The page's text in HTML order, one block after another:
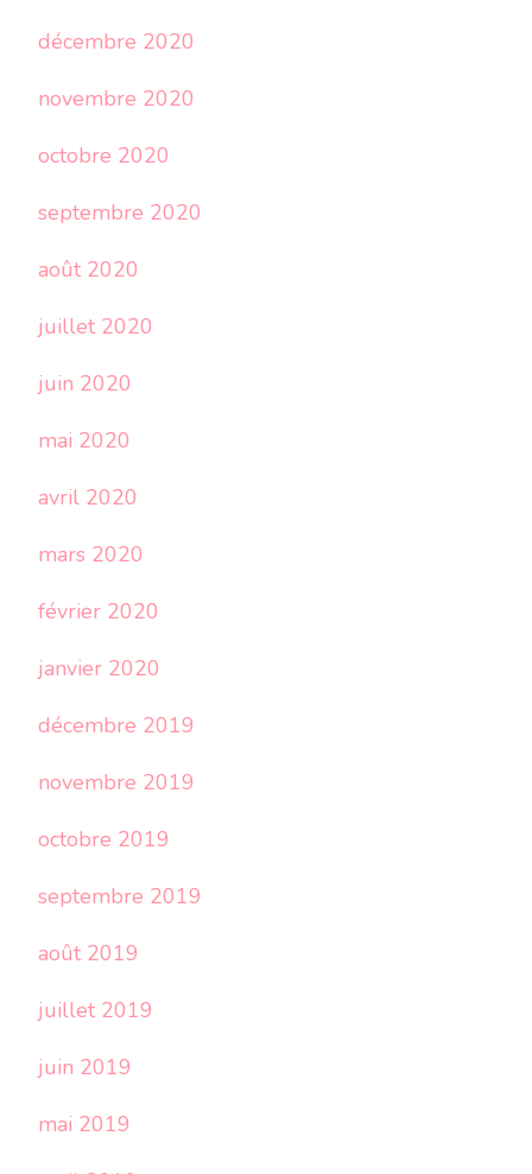
décembre 2020
novembre 2020
octobre 2020
septembre 2020
août 2020
juillet 2020
juin 2020
mai 2020
avril 2020
mars 2020
février 2020
janvier 2020
décembre 2019
novembre 2019
octobre 2019
septembre 2019
août 2019
juillet 2019
juin 2019
mai 2019